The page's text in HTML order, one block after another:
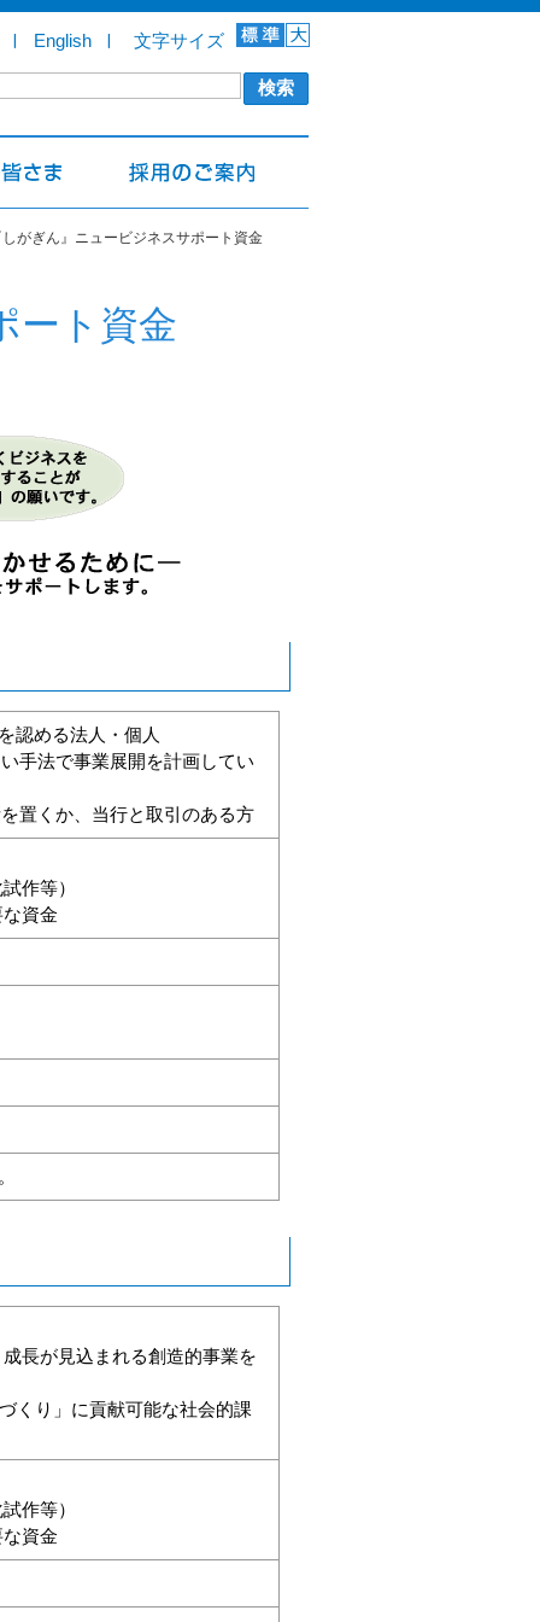
English 文字サイズ
しがぎん』ニュービジネスサポート資金
ート資金
認める法人・個人
手法で事業展開を計画してい
置くか、当行と取引のある方
作等）
資金
長が見込まれる創造的事業を
くり」に貢献可能な社会的課
作等）
資金